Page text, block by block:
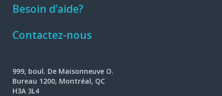
Besoin d’aide?
Contactez-nous
999, boul. De Maisonneuve O.
Bureau 1200, Montréal, QC
H3A 3L4